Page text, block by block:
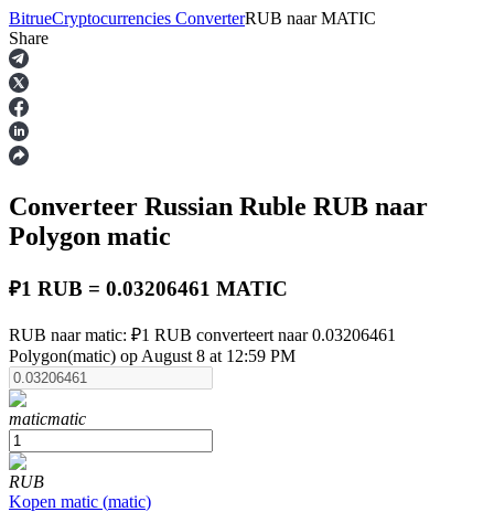
Termijncontracten
USDT-futures
Futures met USDT als onderpand
BitrueCryptocurrencies ConverterRUB naar MATIC
Share
Converteer Russian Ruble RUB naar
Polygon matic
₽1 RUB = 0.03206461 MATIC
RUB naar matic: ₽1 RUB converteert naar 0.03206461
Polygon(matic) op August 8 at 12:59 PM
maticmatic
RUB
Kopen matic (matic)